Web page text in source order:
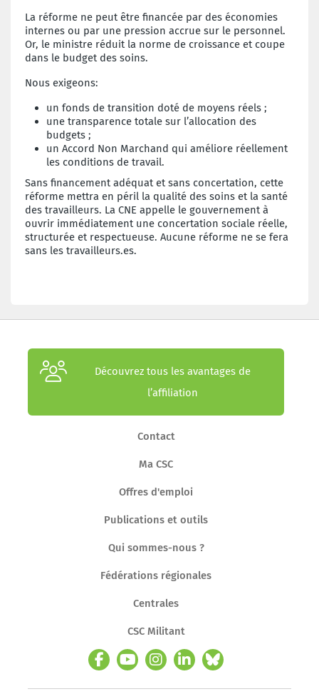
La réforme ne peut être financée par des économies
internes ou par une pression accrue sur le personnel.
Or, le ministre réduit la norme de croissance et coupe
dans le budget des soins.
Nous exigeons:
un fonds de transition doté de moyens réels ;
une transparence totale sur l’allocation des
budgets ;
un Accord Non Marchand qui améliore réellement
les conditions de travail.
Sans financement adéquat et sans concertation, cette
réforme mettra en péril la qualité des soins et la santé
des travailleurs. La CNE appelle le gouvernement à
ouvrir immédiatement une concertation sociale réelle,
structurée et respectueuse. Aucune réforme ne se fera
sans les travailleurs.es.
Découvrez tous les avantages de
l’affiliation
Contact
Ma CSC
Offres d'emploi
Publications et outils
Qui sommes-nous ?
Fédérations régionales
Centrales
CSC Militant